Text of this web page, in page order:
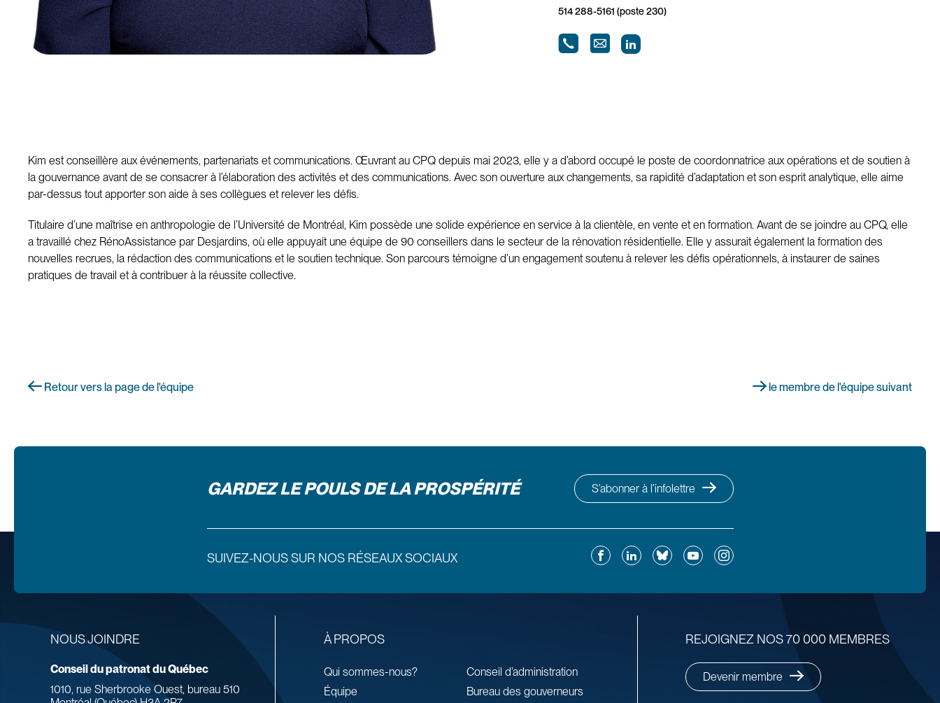
514 288-5161 (poste 230)
LinkedIn
Kim est conseillère aux événements, partenariats et communications. Œuvrant au CPQ depuis mai 2023, elle y a d’abord occupé le poste de coordonnatrice aux opérations et de soutien à
la gouvernance avant de se consacrer à l’élaboration des activités et des communications. Avec son ouverture aux changements, sa rapidité d’adaptation et son esprit analytique, elle aime
par-dessus tout apporter son aide à ses collègues et relever les défis.
Titulaire d’une maîtrise en anthropologie de l’Université de Montréal, Kim possède une solide expérience en service à la clientèle, en vente et en formation. Avant de se joindre au CPQ, elle
a travaillé chez RénoAssistance par Desjardins, où elle appuyait une équipe de 90 conseillers dans le secteur de la rénovation résidentielle. Elle y assurait également la formation des
nouvelles recrues, la rédaction des communications et le soutien technique. Son parcours témoigne d’un engagement soutenu à relever les défis opérationnels, à instaurer de saines
pratiques de travail et à contribuer à la réussite collective.
Retour vers la page de l'équipe le membre de l'équipe suivant
GARDEZ LE POULS DE LA PROSPÉRITÉ S’abonner à l’infolettre
SUIVEZ-NOUS SUR NOS RÉSEAUX SOCIAUX FacebookLinkedInBlueskyYouTubeInstagram
NOUS JOINDRE
Conseil du patronat du Québec
1010, rue Sherbrooke Ouest, bureau 510
À PROPOS
Qui sommes-nous?
Équipe
Conseil d’administration
Bureau des gouverneurs
REJOIGNEZ NOS 70 000 MEMBRES
Devenir membre